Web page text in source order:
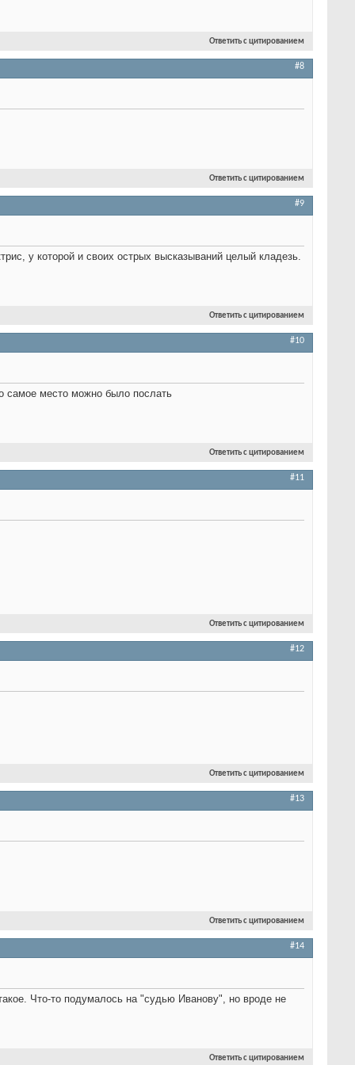
Ответить с цитированием
#8
Ответить с цитированием
#9
у которой и своих острых высказываний целый кладезь.
Ответить с цитированием
#10
самое место можно было послать
Ответить с цитированием
#11
Ответить с цитированием
#12
Ответить с цитированием
#13
Ответить с цитированием
#14
Что-то подумалось на "судью Иванову", но вроде не
Ответить с цитированием